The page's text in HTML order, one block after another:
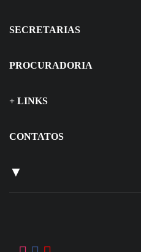
SECRETARIAS
PROCURADORIA
+ LINKS
CONTATOS
▼